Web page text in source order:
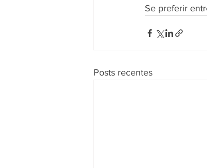
Se preferir
Posts recentes